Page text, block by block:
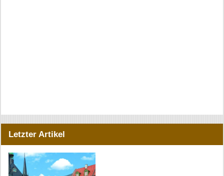
Letzter Artikel